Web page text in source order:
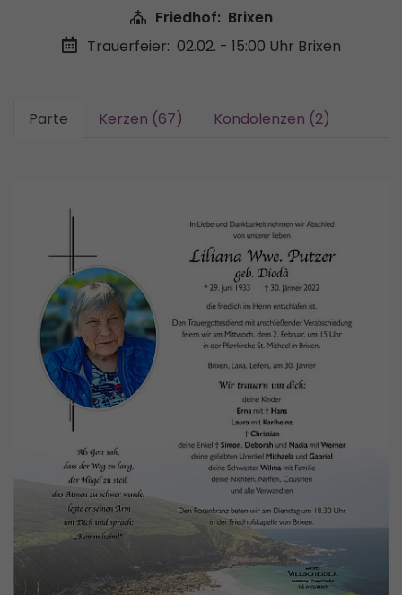
Friedhof: Brixen
Trauerfeier: 02.02. - 15:00 Uhr Brixen
Parte Kerzen (67) Kondolenzen (2)